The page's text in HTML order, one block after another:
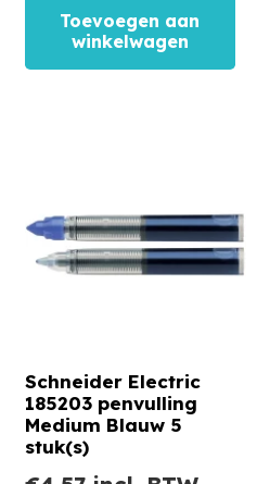
Toevoegen aan
winkelwagen
Schneider Electric
185203 penvulling
Medium Blauw 5
stuk(s)